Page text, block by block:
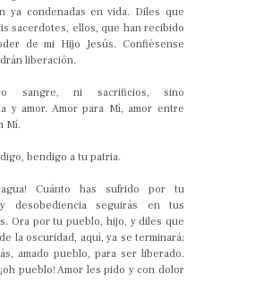
ya condenadas en vida. Diles que
sacerdotes, ellos, que han recibido
de mi Hijo Jesús. Confiésense
liberación.
sangre, ni sacrificios, sino
y amor. Amor para Mí, amor entre
Mí.
bendigo a tu patria.
Cuánto has sufrido por tu
desobediencia seguirás en tus
Ora por tu pueblo, hijo, y diles que
la oscuridad, aquí, ya se terminará;
amado pueblo, para ser liberado.
¡oh pueblo! Amor les pido y con dolor